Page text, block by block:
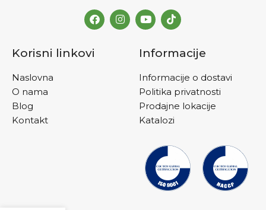
Korisni linkovi
Naslovna
O nama
Blog
Kontakt
Informacije
Informacije o dostavi
Politika privatnosti
Prodajne lokacije
Katalozi